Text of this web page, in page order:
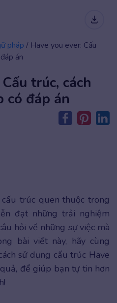
pháp / Have you ever: Cấu
án
trúc, cách
có đáp án
trúc quen thuộc trong
đạt những trải nghiệm
hỏi về những sự việc mà
bài viết này, hãy cùng
sử dụng cấu trúc Have
để giúp bạn tự tin hơn